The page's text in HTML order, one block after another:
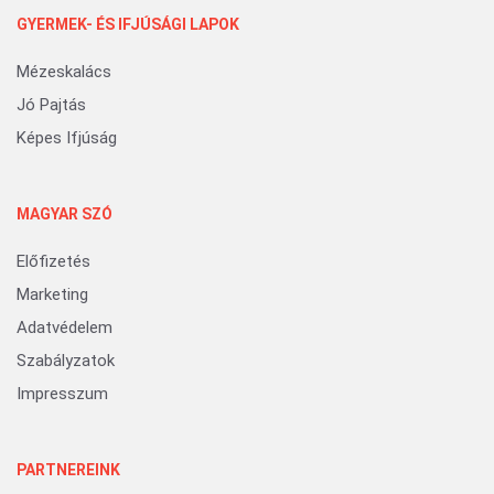
GYERMEK- ÉS IFJÚSÁGI LAPOK
Mézeskalács
Jó Pajtás
Képes Ifjúság
MAGYAR SZÓ
Előfizetés
Marketing
Adatvédelem
Szabályzatok
Impresszum
PARTNEREINK